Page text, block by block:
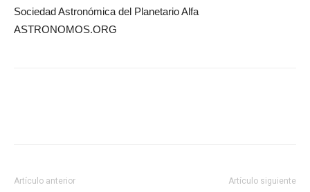
Sociedad Astronómica del Planetario Alfa
ASTRONOMOS.ORG
Artículo anterior Artículo siguiente